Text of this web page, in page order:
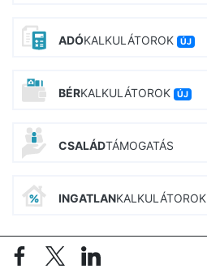
ADÓKALKULÁTOROK ÚJ
BÉRKALKULÁTOROK ÚJ
CSALÁDTÁMOGATÁS
INGATLANKALKULÁTOROK
PIAC&PROFIT CIKKEI